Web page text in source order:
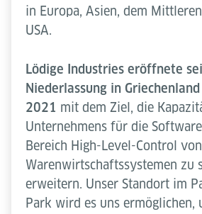
in Europa, Asien, dem
USA.
Lödige Industries eröffnete
Niederlassung in
2021 mit dem Ziel, die
Unternehmens für die
Bereich High-Level-Control von
Warenwirtschaftssystemen zu
erweitern. Unser Standort im
Park wird es uns ermöglichen,